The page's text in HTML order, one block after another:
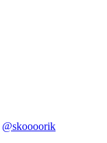
@skoooorik